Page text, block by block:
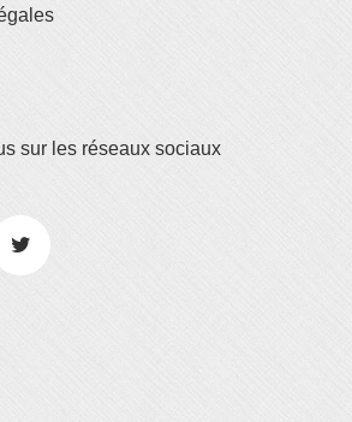
sur les réseaux sociaux